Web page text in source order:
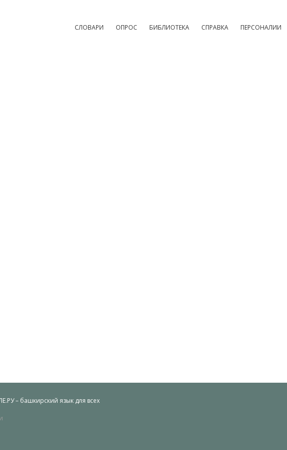
СЛОВАРИ ОПРОС БИБЛИОТЕКА СПРАВКА ПЕРСОНАЛИИ
– башкирский язык для всех